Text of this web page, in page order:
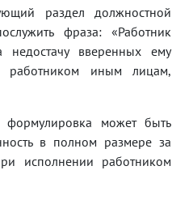
раздел должностной
фраза: «Работник
недостачу вверенных ему
работником иным лицам,
формулировка может быть
в полном размере за
исполнении работником